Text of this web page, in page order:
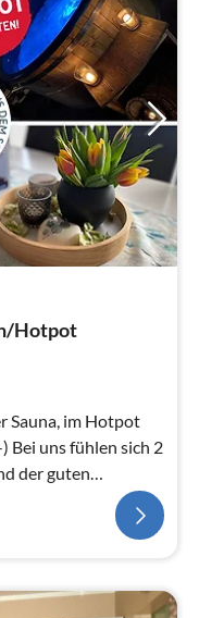
Hotpot
Sauna, im Hotpot
der guten